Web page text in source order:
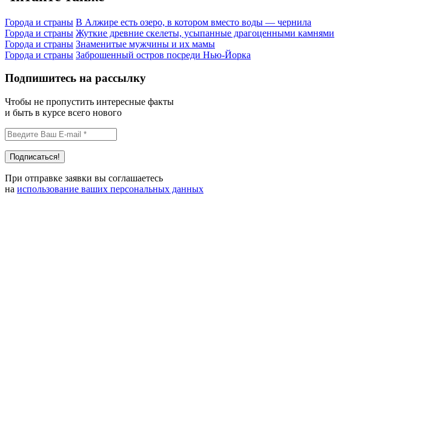
Города и страны В Алжире есть озеро, в котором вместо воды — чернила
Города и страны Жуткие древние скелеты, усыпанные драгоценными камнями
Города и страны Знаменитые мужчины и их мамы
Города и страны Заброшенный остров посреди Нью-Йорка
Подпишитесь на рассылку
Чтобы не пропустить интересные факты
и быть в курсе всего нового
При отправке заявки вы соглашаетесь
на использование ваших персональных данных